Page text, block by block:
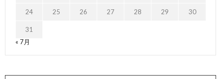
24 25 26 27 28 29 30
31
« 7月